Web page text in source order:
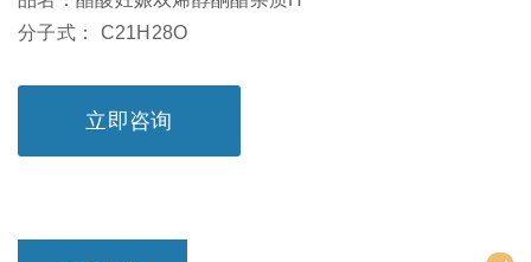
分子式： C21H28O
立即咨询